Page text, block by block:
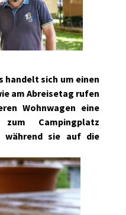
handelt sich um einen
am Abreisetag rufen
Wohnwagen eine
Campingplatz
während sie auf die